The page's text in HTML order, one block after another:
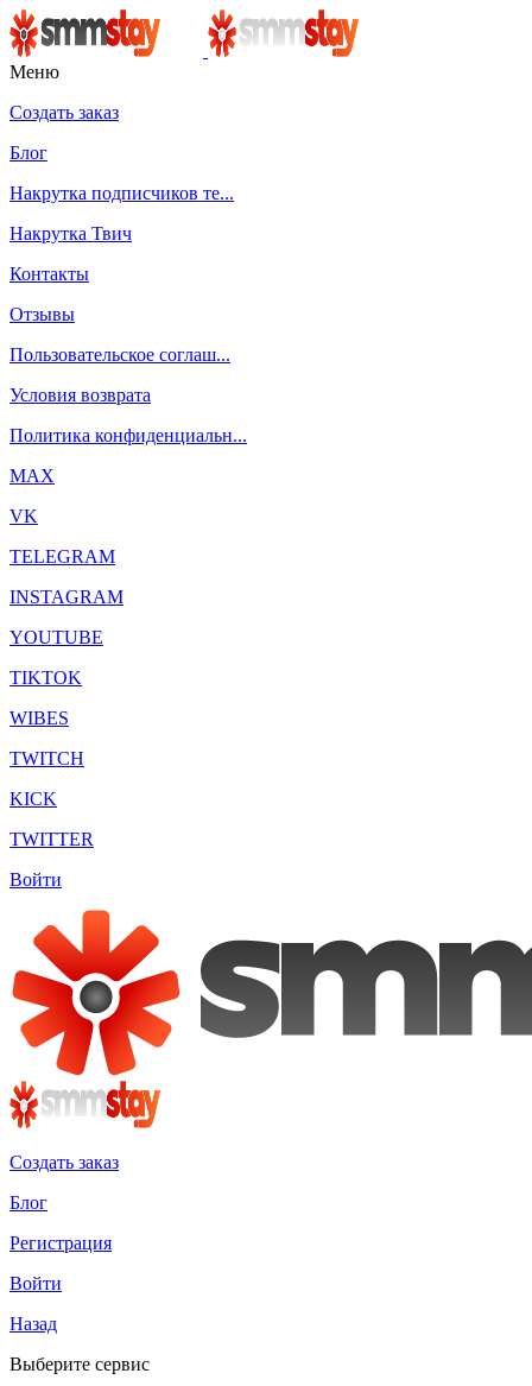
Меню
Создать заказ
Блог
Накрутка подписчиков те...
Накрутка Твич
Контакты
Отзывы
Пользовательское соглаш...
Условия возврата
Политика конфиденциальн...
MAX
VK
TELEGRAM
INSTAGRAM
YOUTUBE
TIKTOK
WIBES
TWITCH
KICK
TWITTER
Войти
Создать заказ
Блог
Регистрация
Войти
Назад
Выберите сервис